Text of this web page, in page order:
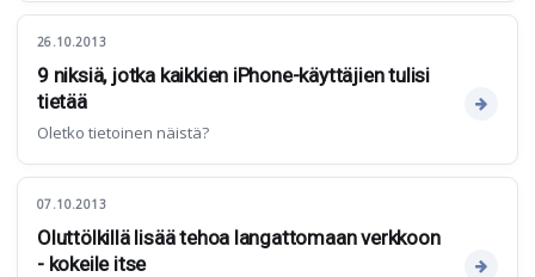
26.10.2013
9 niksiä, jotka kaikkien iPhone-käyttäjien tulisi
tietää
Oletko tietoinen näistä?
07.10.2013
Oluttölkillä lisää tehoa langattomaan verkkoon
- kokeile itse